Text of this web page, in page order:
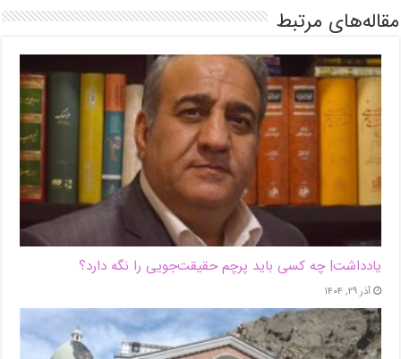
مقاله‌های مرتبط
یادداشت| ‌چه کسی باید پرچم حقیقت‌جویی را نگه دارد؟
آذر ۲۹, ۱۴۰۴